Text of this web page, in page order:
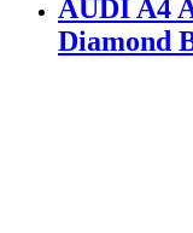
AUDI A4
Diamond